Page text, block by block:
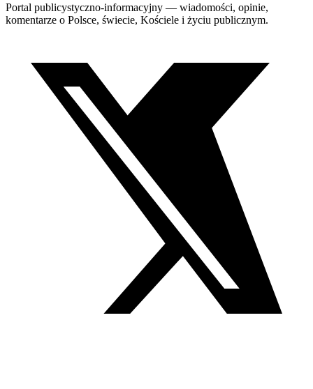
Portal publicystyczno-informacyjny — wiadomości, opinie,
komentarze o Polsce, świecie, Kościele i życiu publicznym.